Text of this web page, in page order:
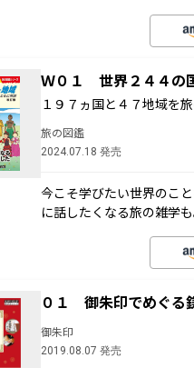
Ｗ０１ 世界２４４の
１９７ヵ国と４７地域を
旅の図鑑
2024.07.18 発売
今こそ学びたい世界のこ
に話したくなる旅の雑学も
０１ 御朱印でめぐ
御朱印
2019.08.07 発売